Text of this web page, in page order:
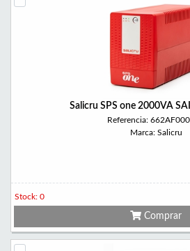
Salicru SPS one 2000VA
Referencia:
Marca: Salicru
Stock: 0
Comprar